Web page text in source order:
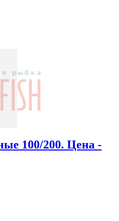
100/200. Цена -